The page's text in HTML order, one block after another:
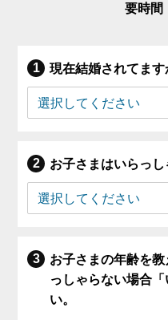
要時間
現在結婚されてます
お子さまはいらっし
お子さまの年齢を
っしゃらない場合
い。